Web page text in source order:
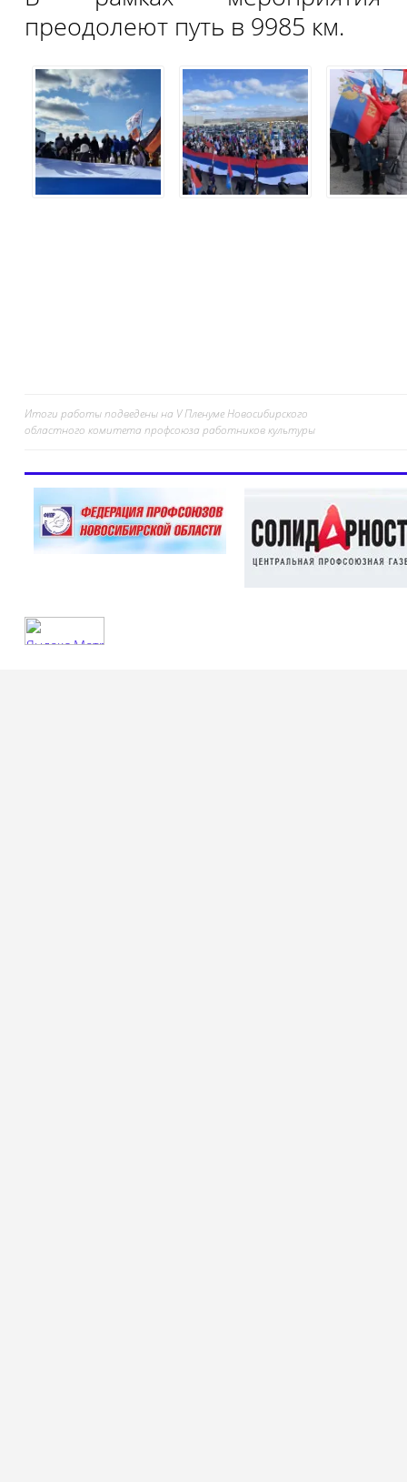
преодолеют путь в 9985 км.
Навигация
записям
Итоги работы подведены на V Пленуме Новосибирского
областного комитета профсоюза работников культуры